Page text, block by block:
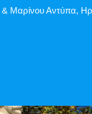
Μαρίνου Αντύπα,